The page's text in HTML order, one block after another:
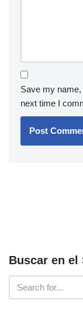
Save my
next time I
Buscar en el